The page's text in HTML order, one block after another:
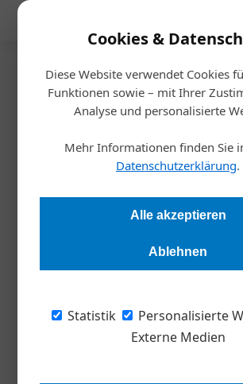
Cookies &
Diese Website verwendet Cookies
Funktionen sowie – mit Ihrer
Analyse und personalisierte
Mehr Informationen finden Sie
Datenschutzerklärung.
Alle akzeptieren
Ablehnen
Statistik
Personalisierte
Externe Medien
Startseite/Inspiration
Human Resources
Fünf Ideen
Personalmangel
Wenn bekannte Recruiting-Methoden
sind fünf Anregungen. Die wichtigste: